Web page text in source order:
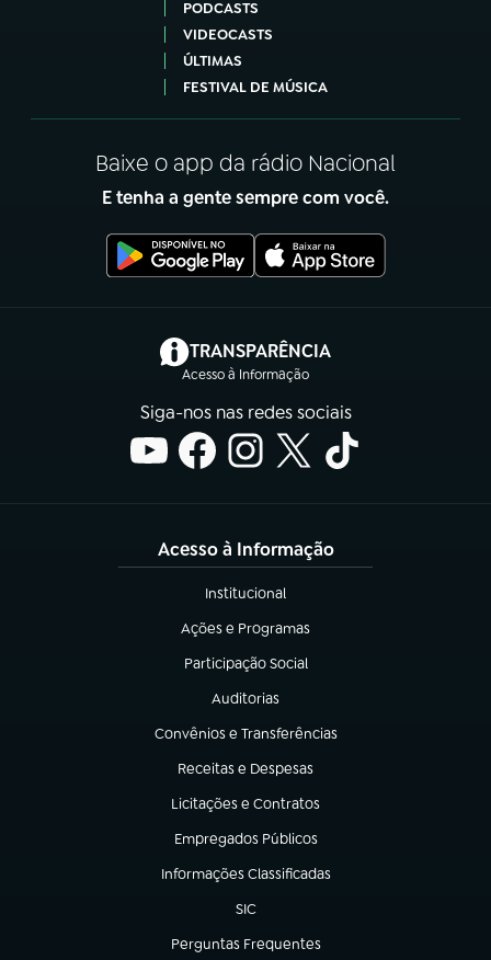
PODCASTS
VIDEOCASTS
ÚLTIMAS
FESTIVAL DE MÚSICA
Baixe o app da rádio Nacional
E tenha a gente sempre com você.
TRANSPARÊNCIA
Acesso à Informação
(abre em nova aba)
Siga-nos nas redes sociais
Acesso à Informação
Institucional
(abre em nova aba)
Ações e Programas
(abre em nova aba)
Participação Social
(abre em nova aba)
Auditorias
(abre em nova aba)
Convênios e Transferências
(abre em nova aba)
Receitas e Despesas
(abre em nova aba)
Licitações e Contratos
(abre em nova aba)
Empregados Públicos
(abre em nova aba)
Informações Classificadas
(abre em nova aba)
SIC
(abre em nova aba)
Perguntas Frequentes
(abre em nova aba)